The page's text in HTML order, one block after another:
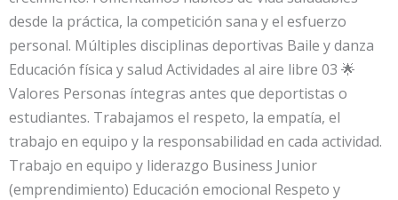
desde la práctica, la competición sana y el esfuerzo
personal. Múltiples disciplinas deportivas Baile y danza
Educación física y salud Actividades al aire libre 03 🌟
Valores Personas íntegras antes que deportistas o
estudiantes. Trabajamos el respeto, la empatía, el
trabajo en equipo y la responsabilidad en cada actividad.
Trabajo en equipo y liderazgo Business Junior
(emprendimiento) Educación emocional Respeto y